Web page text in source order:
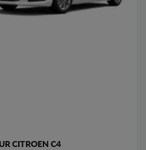
CITROEN C4